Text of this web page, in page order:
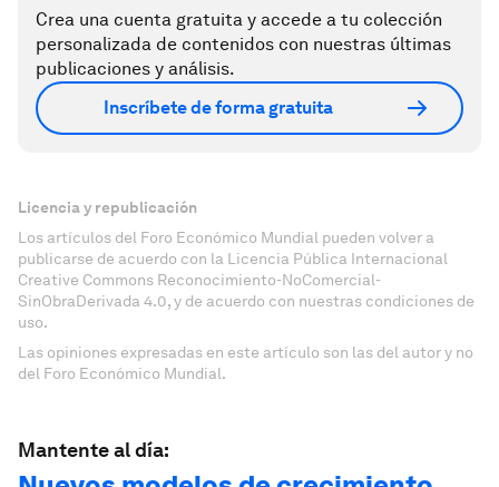
Crea una cuenta gratuita y accede a tu colección
personalizada de contenidos con nuestras últimas
publicaciones y análisis.
Inscríbete de forma gratuita
Licencia y republicación
Los artículos del Foro Económico Mundial pueden volver a
publicarse de acuerdo con la Licencia Pública Internacional
Creative Commons Reconocimiento-NoComercial-
SinObraDerivada 4.0, y de acuerdo con nuestras condiciones de
uso.
Las opiniones expresadas en este artículo son las del autor y no
del Foro Económico Mundial.
Mantente al día: